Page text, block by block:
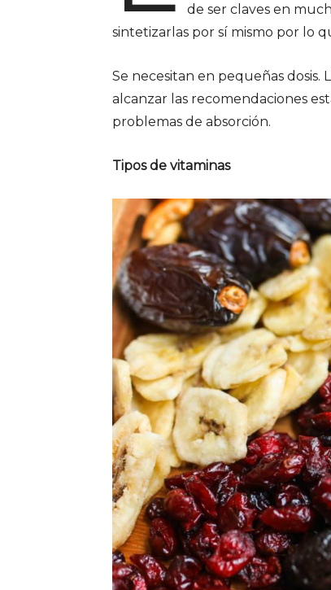
de ser claves en
sintetizarlas por sí mismo por lo
Se necesitan en pequeñas
alcanzar las recomendaciones
problemas de absorción.
Tipos de vitaminas